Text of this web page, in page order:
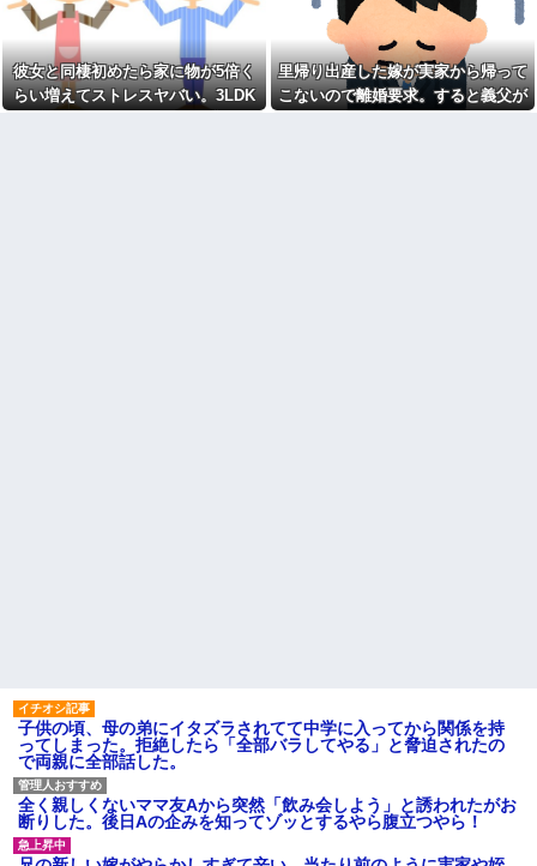
【衝撃画像】中学生「先生！
水泳で水着になるのイヤで
す！」先生「分かった」→結果
まさかの『こう』なってしまうw
w w w w w w
【速報】ワイ、嫁とのセッ■ス
後続車にクラクションを鳴ら
され彼氏が逆切れ。「何クラク
ション鳴らしてんだ！降りてこ
いよ！」と怒鳴りだし...
【衝撃】報酬100万円超の治験
募集がこちらｗｗｗｗｗ(※画像
あり)
【ネット騒然】惨殺されたタ
同性から見て魅力のない女性
女「赤ちゃん抱っこしてみま
すか～？w」ワイ（やめろおおお
おおおおおおおおおおお）
【画像】このボケて、破壊力
ありすぎてクッソワロタｗｗｗ
彼女と同棲初めたら家に物が5倍く
らい増えてストレスヤバい。3LDK
里帰り出産した嫁が実家から帰って
こないので離婚要求。すると義父が
子供の頃、母の弟にイタズラされてて中学に入ってから関係を持
ってしまった。拒絶したら「全部バラしてやる」と脅迫されたの
で両親に全部話した。
全く親しくないママ友Aから突然「飲み会しよう」と誘われたがお
断りした。後日Aの企みを知ってゾッとするやら腹立つやら！